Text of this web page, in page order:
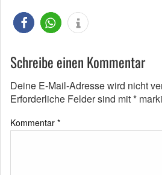
Schreibe einen Kommentar
Deine E-Mail-Adresse wird nicht
Erforderliche Felder sind mit*
Kommentar *